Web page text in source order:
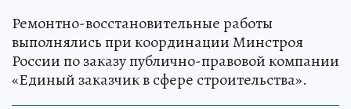
Ремонтно-восстановительные работы
выполнялись при координации Минстроя
России по заказу публично-правовой компании
«Единый заказчик в сфере строительства».